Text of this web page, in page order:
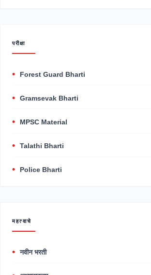
परीक्षा
Forest Guard Bharti
Gramsevak Bharti
MPSC Material
Talathi Bharti
Police Bharti
महत्वाचे
नवीन भरती